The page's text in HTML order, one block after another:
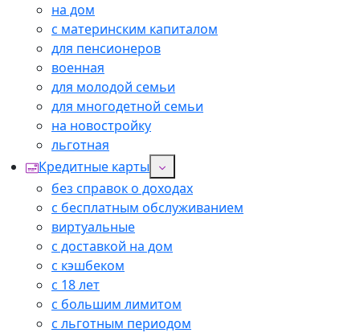
на дом
с материнским капиталом
для пенсионеров
военная
для молодой семьи
для многодетной семьи
на новостройку
льготная
Кредитные карты
без справок о доходах
с бесплатным обслуживанием
виртуальные
с доставкой на дом
с кэшбеком
с 18 лет
с большим лимитом
с льготным периодом